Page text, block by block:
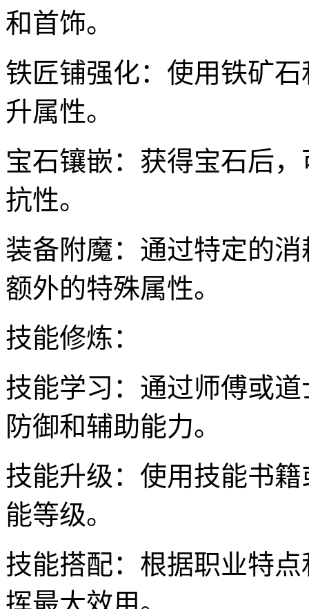
和首饰。
铁匠铺强化：使用铁矿
升属性。
宝石镶嵌：获得宝石后
抗性。
装备附魔：通过特定的
额外的特殊属性。
技能修炼：
技能学习：通过师傅或
防御和辅助能力。
技能升级：使用技能书
能等级。
技能搭配：根据职业特
挥最大效用。